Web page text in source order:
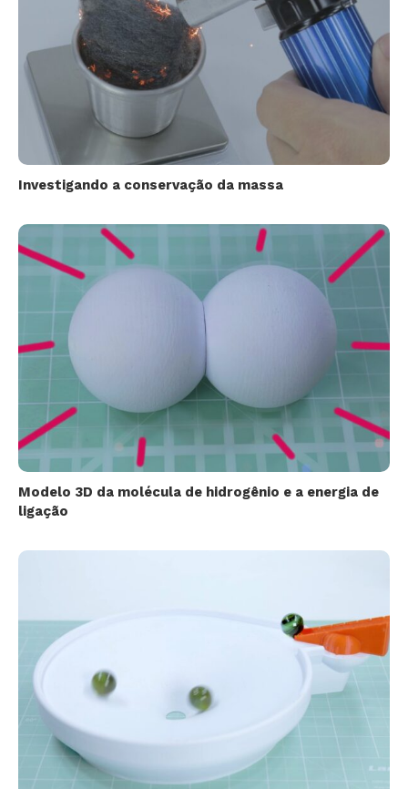
Investigando a conservação da massa
Modelo 3D da molécula de hidrogênio e a energia de
ligação